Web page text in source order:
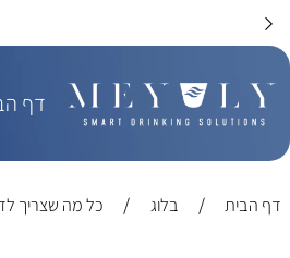
דף הבית
/ בלוג / כל מה שצריך לדעת